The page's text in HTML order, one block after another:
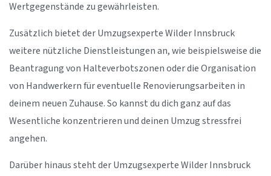
Wertgegenstände zu gewährleisten.
Zusätzlich bietet der Umzugsexperte Wilder Innsbruck
weitere nützliche Dienstleistungen an, wie beispielsweise die
Beantragung von Halteverbotszonen oder die Organisation
von Handwerkern für eventuelle Renovierungsarbeiten in
deinem neuen Zuhause. So kannst du dich ganz auf das
Wesentliche konzentrieren und deinen Umzug stressfrei
angehen.
Darüber hinaus steht der Umzugsexperte Wilder Innsbruck